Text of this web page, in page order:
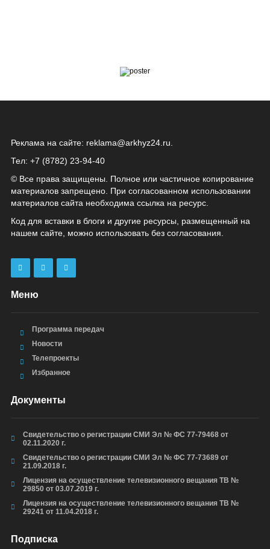
Реклама на сайте: reklama@arkhyz24.ru
Тел: +7 (8782) 23‑94‑40
© Все права защищены. Полное или частичное копирование
материалов запрещено. При согласованном использовании
материалов сайта необходима ссылка на ресурс.
Код для вставки в блоги и другие ресурсы, размещенный на
нашем сайте, можно использовать без согласования.
Меню
Программа передач
Новости
Телепроекты
Избранное
Документы
Свидетельство о регистрации СМИ Эл № ФС 77-79468 от
02.11.2020 г.
Свидетельство о регистрации СМИ Эл № ФС 77-73689 от
21.09.2018 г.
Лицензия на осуществление телевизионного вещания ТВ №
29850 от 03.07.2019 г.
Лицензия на осуществление телевизионного вещания ТВ №
29241 от 11.04.2018 г.
Подписка